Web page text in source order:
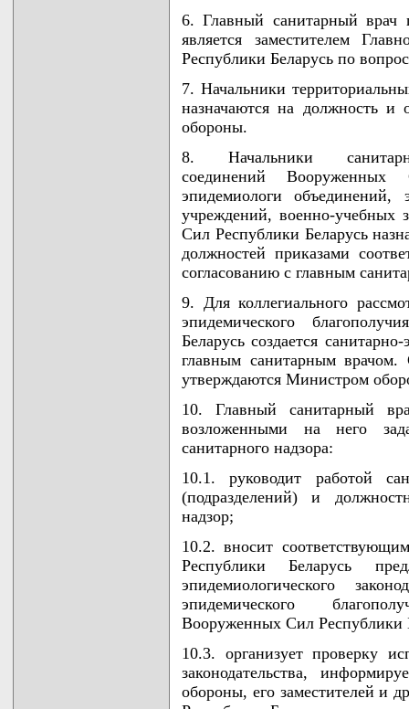
6. Главный санитарный врач
является заместителем
Республики Беларусь по
7. Начальники
назначаются на должность и
обороны.
8. Начальники санитарно-
соединений
эпидемиологи объединений,
учреждений, военно-учебных
Сил Республики Беларусь
должностей приказами
согласованию с главным
9. Для коллегиального
эпидемического
Беларусь создается
главным санитарным
утверждаются Министром
10. Главный санитарный
возложенными на него
санитарного надзора:
10.1. руководит работой
(подразделений) и
надзор;
10.2. вносит
Республики Беларусь
эпидемиологического
эпидемического
Вооруженных Сил Республики
10.3. организует проверку
законодательства,
обороны, его заместителей и